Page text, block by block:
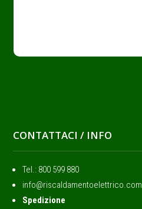
CONTATTACI / INFO
Tel.: ‭800 599 880
info@riscaldamentoelettrico.com
Spedizione